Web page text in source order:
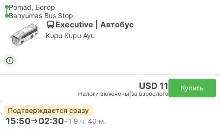
Pomad, Богор
Banyumas Bus Stop
Executive | Автобус
Kupu Kupu Ayu
USD 11
Налоги включены за взрослого
Купить
Подтверждается сразу
15:50 02:30+1 9 ч. 40 м.